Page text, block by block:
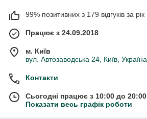
99% позитивних з 179 відгуків за рік
Працює з 24.09.2018
м. Київ
вул. Автозаводська 24, Київ, Україна
Контакти
Сьогодні працює з 10:00 до 20:00
Показати весь графік роботи